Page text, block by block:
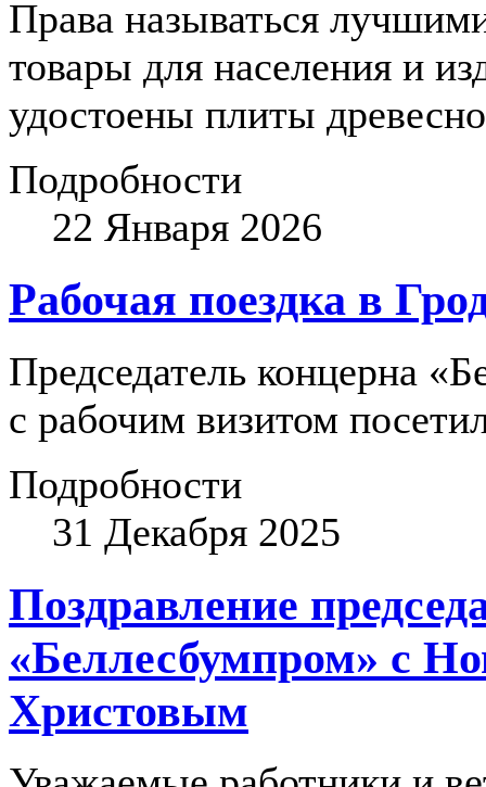
Права называться
товары для населения и
удостоены плиты
Подробности
22 Января 2026
Рабочая поездка в
Председатель концерна
с рабочим визитом
Подробности
31 Декабря 2025
Поздравление
«Беллесбумпром» с
Христовым